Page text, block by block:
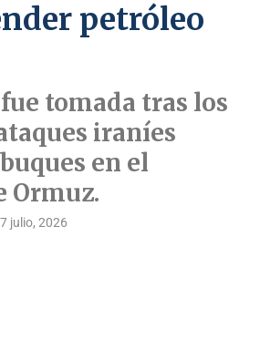
petróleo
tomada tras los
iraníes
en el
Ormuz.
7 julio, 2026